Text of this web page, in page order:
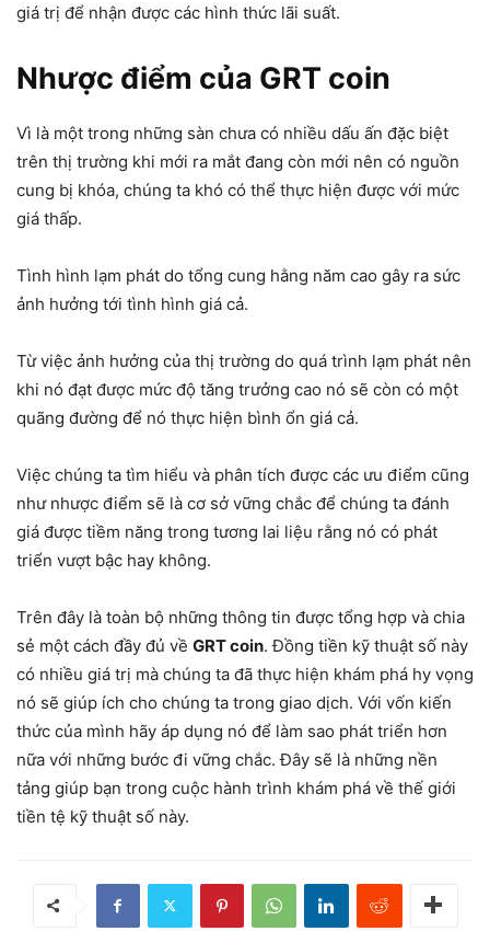
giá trị để nhận được các hình thức lãi suất.
Nhược điểm của GRT coin
Vì là một trong những sàn chưa có nhiều dấu ấn đặc biệt
trên thị trường khi mới ra mắt đang còn mới nên có nguồn
cung bị khóa, chúng ta khó có thể thực hiện được với mức
giá thấp.
Tình hình lạm phát do tổng cung hằng năm cao gây ra sức
ảnh hưởng tới tình hình giá cả.
Từ việc ảnh hưởng của thị trường do quá trình lạm phát nên
khi nó đạt được mức độ tăng trưởng cao nó sẽ còn có một
quãng đường để nó thực hiện bình ổn giá cả.
Việc chúng ta tìm hiểu và phân tích được các ưu điểm cũng
như nhược điểm sẽ là cơ sở vững chắc để chúng ta đánh
giá được tiềm năng trong tương lai liệu rằng nó có phát
triển vượt bậc hay không.
Trên đây là toàn bộ những thông tin được tổng hợp và chia
sẻ một cách đầy đủ về GRT coin. Đồng tiền kỹ thuật số này
có nhiều giá trị mà chúng ta đã thực hiện khám phá hy vọng
nó sẽ giúp ích cho chúng ta trong giao dịch. Với vốn kiến
thức của mình hãy áp dụng nó để làm sao phát triển hơn
nữa với những bước đi vững chắc. Đây sẽ là những nền
tảng giúp bạn trong cuộc hành trình khám phá về thế giới
tiền tệ kỹ thuật số này.